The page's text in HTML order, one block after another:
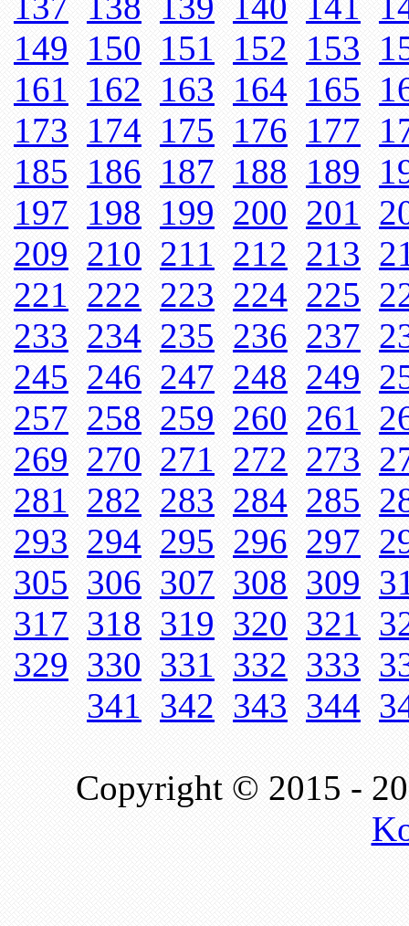
149 150 151 152 153
161
162 163 164 165
173 174 175 176 177
185 186 187 188 189
197 198 199 200 201
209 210 211 212 213
221
222 223 224 225
233 234 235 236 237
245 246 247 248 249
257 258 259 260 261
269 270 271 272 273
281
282 283 284 285
293 294 295 296 297
305 306 307 308 309
317 318 319 320 321
329 330 331 332 333
341
342 343 344
Copyright © 2015 -